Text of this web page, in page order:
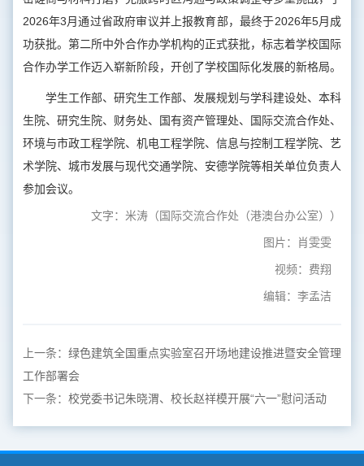
2026年3月通过省政府审议并上报教育部，最终于2026年5月成
功获批。第二所中外合作办学机构的正式获批，标志着学校国际
合作办学工作迈入崭新阶段，开创了学校国际化发展的新格局。
学生工作部、研究生工作部、发展规划与学科建设处、本科
生院、研究生院、财务处、国有资产管理处、国际交流合作处、
环境与市政工程学院、机电工程学院、信息与控制工程学院、艺
术学院、城市发展与现代交通学院、安德学院等相关单位负责人
参加会议。
文字：米涛（国际交流合作处（港澳台办公室））
图片：肖雯雯
视频：费翔
编辑：李孟洁
上一条： 绿色建筑全国重点实验室召开场地建设推进暨安全管理
工作部署会
下一条： 校党委书记朱晓渭、校长赵祥模开展“六一”慰问活动